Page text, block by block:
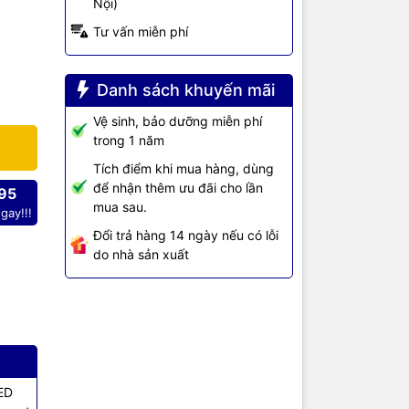
Tư vấn miễn phí
Danh sách khuyến mãi
Vệ sinh, bảo dưỡng miễn phí
trong 1 năm
Tích điểm khi mua hàng, dùng
để nhận thêm ưu đãi cho lần
mua sau.
Đổi trả hàng 14 ngày nếu có lỗi
do nhà sản xuất
On
yêu
độ
đa trên
cao mà
hỗ trợ
với phiên